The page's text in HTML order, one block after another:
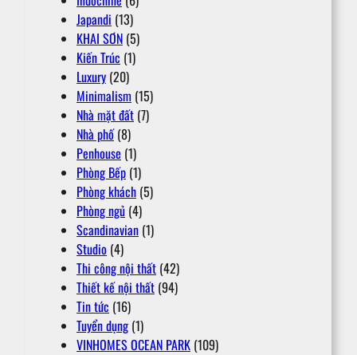
Japandi (13)
KHAI SƠN (5)
Kiến Trúc (1)
Luxury (20)
Minimalism (15)
Nhà mặt đất (7)
Nhà phố(8)
Penhouse (1)
Phòng Bếp (1)
Phòng khách (5)
Phòng ngủ (4)
Scandinavian (1)
Studio (4)
Thi công nội thất (42)
Thiết kế nội thất (94)
Tin tức (16)
Tuyển dụng (1)
VINHOMES OCEAN PARK (109)